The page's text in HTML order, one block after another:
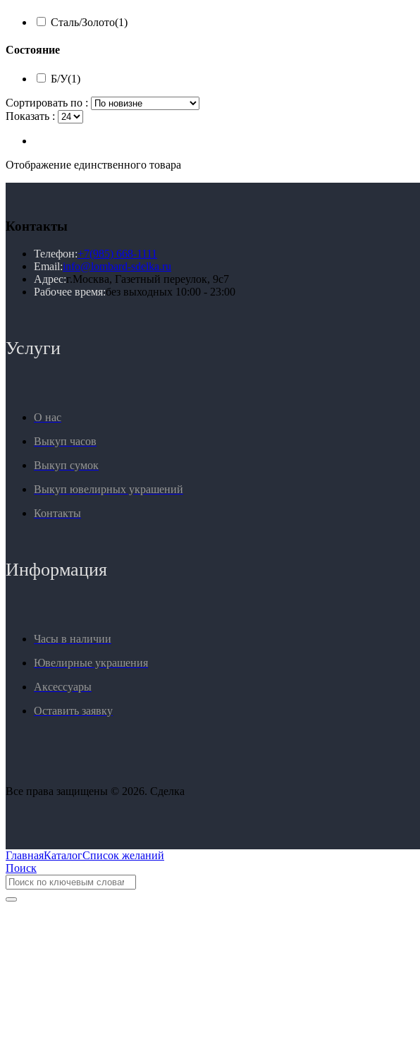
Сталь/Золото(1)
Состояние
Б/У(1)
Сортировать по :
Показать :
Отображение единственного товара
Контакты
Телефон:+7(985) 668-1111
Email:info@lombard-sdelka.ru
Адрес:г.Москва, Газетный переулок, 9с7
Рабочее время:без выходных 10:00 - 23:00
Услуги
О нас
Выкуп часов
Выкуп сумок
Выкуп ювелирных украшений
Контакты
Информация
Часы в наличии
Ювелирные украшения
Аксессуары
Оставить заявку
Все права защищены © 2026. Сделка
ГлавнаяКаталогСписок желаний
Поиск